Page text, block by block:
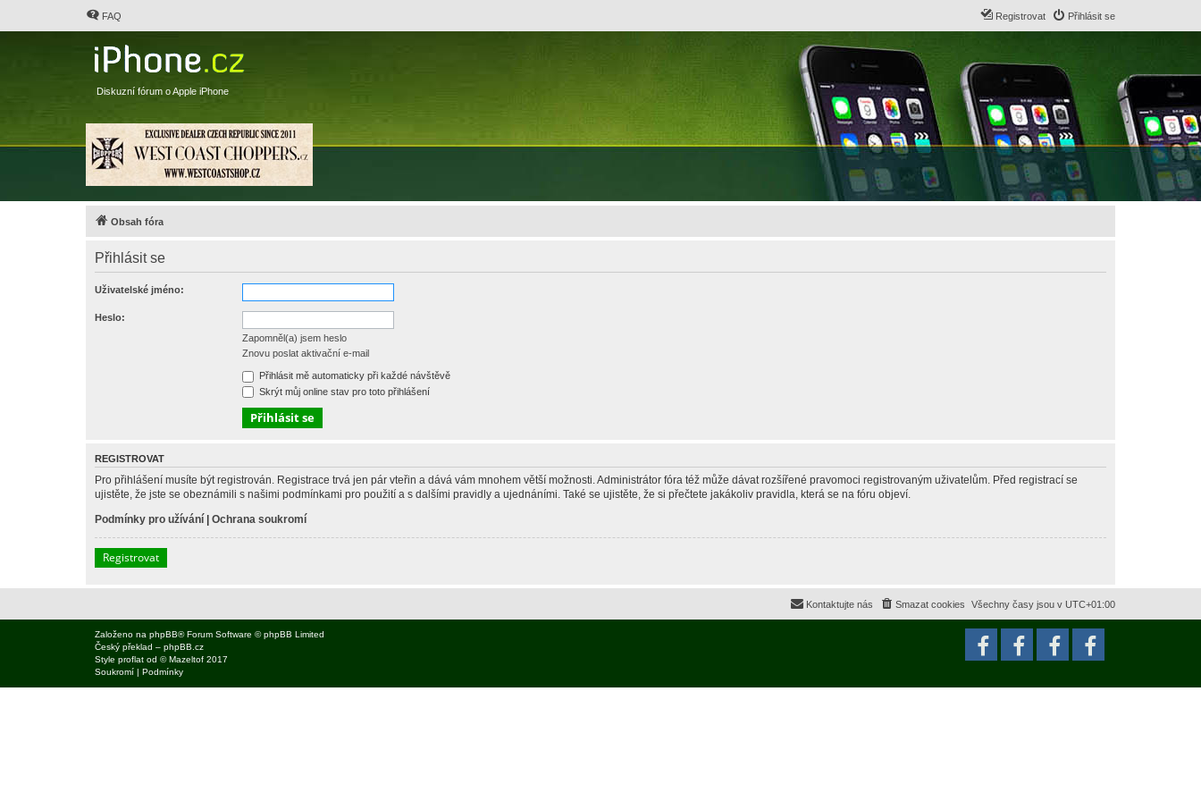
FAQ Přihlásit se
Registrovat
Diskuzní fórum o Apple iPhone
Obsah fóra
Přihlásit se
Uživatelské jméno:
Heslo:
Zapomněl(a) jsem heslo
Znovu poslat aktivační e-mail
Přihlásit mě automaticky při každé návštěvě
Skrýt můj online stav pro toto přihlášení
REGISTROVAT
Pro přihlášení musíte být registrován. Registrace trvá jen pár vteřin a dává vám mnohem větší možnosti. Administrátor fóra též může dávat rozšířené pravomoci registrovaným uživatelům. Před registrací se
ujistěte, že jste se obeznámili s našimi podmínkami pro použití a s dalšími pravidly a ujednáními. Také se ujistěte, že si přečtete jakákoliv pravidla, která se na fóru objeví.
Podmínky pro užívání | Ochrana soukromí
Registrovat
Všechny časy jsou v UTC+01:00
Smazat cookies
Kontaktujte nás
Založeno na phpBB® Forum Software © phpBB Limited
Český překlad – phpBB.cz
Style proflat od ©Mazeltof 2017
Soukromí | Podmínky